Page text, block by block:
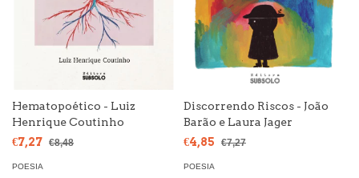
Hematopoético - Luiz
Henrique Coutinho
€7,27 €8,48
POESIA
Discorrendo Riscos - João
Barão e Laura Jager
€4,85
€7,27
POESIA